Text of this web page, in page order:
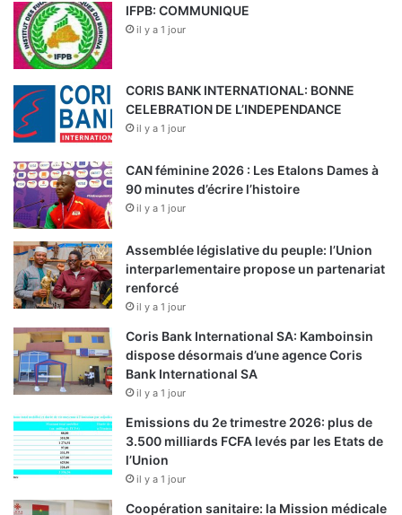
IFPB: COMMUNIQUE
il y a 1 jour
CORIS BANK INTERNATIONAL: BONNE
CELEBRATION DE L’INDEPENDANCE
il y a 1 jour
CAN féminine 2026 : Les Etalons Dames à
90 minutes d’écrire l’histoire
il y a 1 jour
Assemblée législative du peuple: l’Union
interparlementaire propose un partenariat
renforcé
il y a 1 jour
Coris Bank International SA: Kamboinsin
dispose désormais d’une agence Coris
Bank International SA
il y a 1 jour
Emissions du 2e trimestre 2026: plus de
3.500 milliards FCFA levés par les Etats de
l’Union
il y a 1 jour
Coopération sanitaire: la Mission médicale